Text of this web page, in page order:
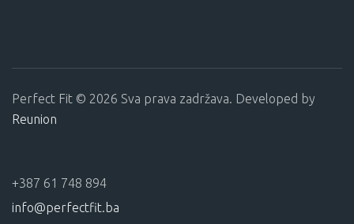
Perfect Fit © 2026 Sva prava zadržava. Developed by
Reunion
+387 61 748 894
info@perfectfit.ba